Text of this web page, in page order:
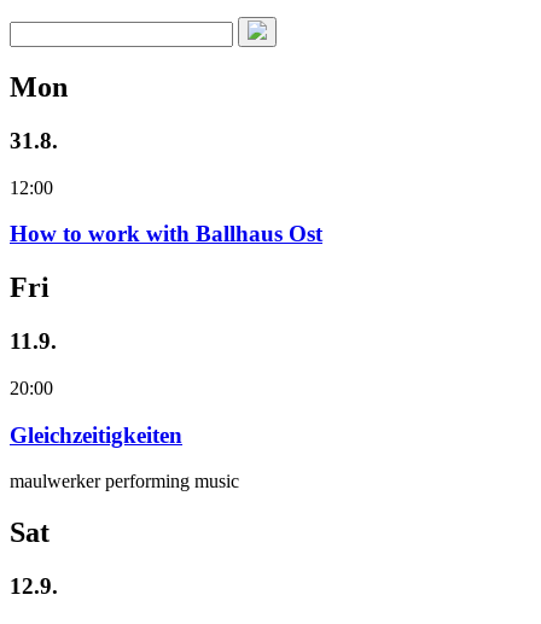
Mon
31.8.
12:00
How to work with Ballhaus Ost
Fri
11.9.
20:00
Gleichzeitigkeiten
maulwerker performing music
Sat
12.9.